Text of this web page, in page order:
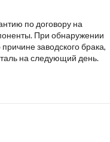
по договору на
При обнаружении
заводского брака,
на следующий день.